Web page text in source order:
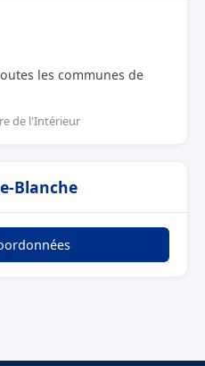
les communes de
de l'Intérieur
Blanche